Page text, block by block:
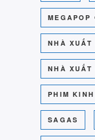
MEGAPOP
NHÀ XUẤT
NHÀ XUẤT
PHIM
SAGAS